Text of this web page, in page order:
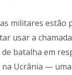
militares estão
usar a
batalha em
Ucrânia — uma